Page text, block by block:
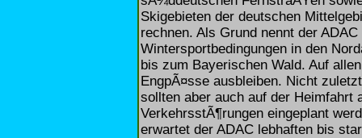
Skigebieten der deutschen
rechnen. Als Grund nennt der
Wintersportbedingungen in den
bis zum Bayerischen Wald. Auf
EngpÃ¤sse ausbleiben. Nicht
sollten aber auch auf der Heimfahrt
VerkehrsstÃ¶rungen eingeplant
erwartet der ADAC lebhaften bis